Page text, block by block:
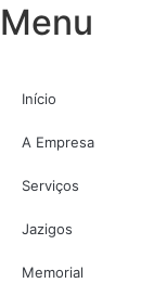
Menu
Início
A Empresa
Serviços
Jazigos
Memorial